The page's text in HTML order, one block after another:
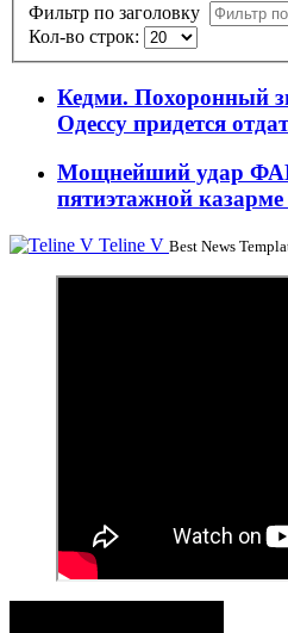
Фильтр по заголовку
Кол-во строк:
Кедми. Похоронный
Одессу придется
Мощнейший удар
пятиэтажной
Teline V Best News